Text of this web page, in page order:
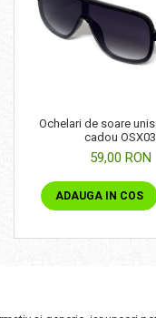
Ochelari de soare
cadou OSX03
59,00 RON
ADAUGA IN COS